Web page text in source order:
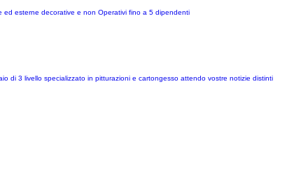
ed esterne decorative e non Operativi fino a 5 dipendenti
di 3 livello specializzato in pitturazioni e cartongesso attendo vostre notizie distinti